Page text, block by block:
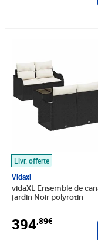
Livr. offerte
Vidaxl
vidaXL Ensemble de
jardin Noir polyrotin
394,89€